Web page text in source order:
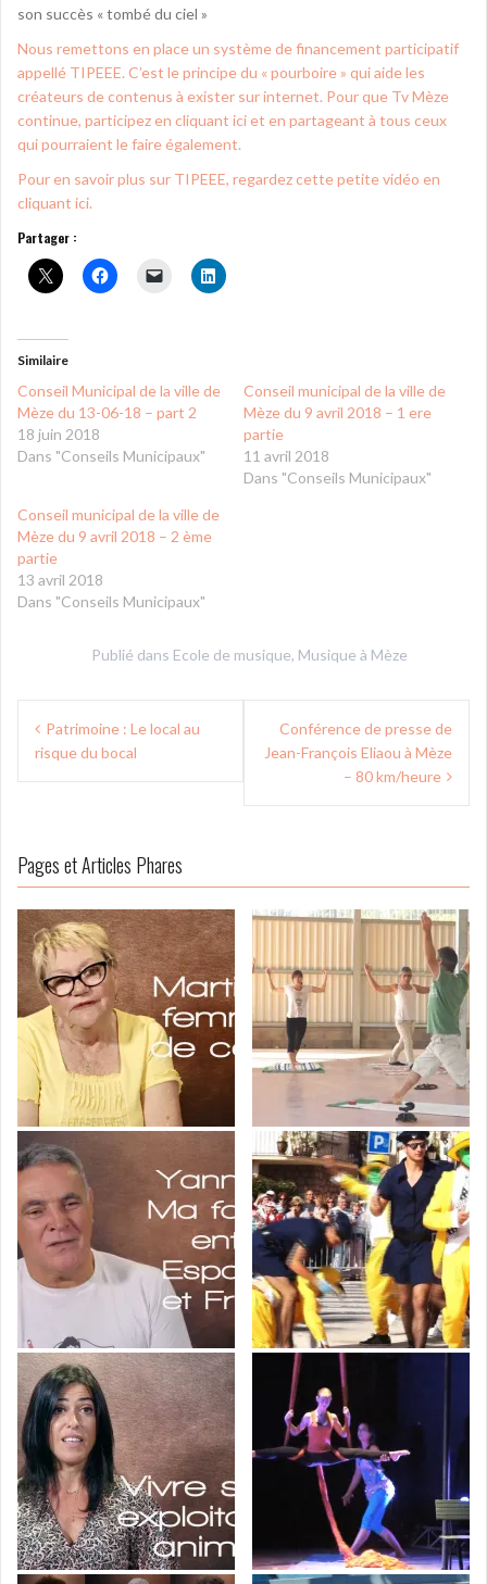
son succès « tombé du ciel »
Nous remettons en place un système de financement participatif
appellé TIPEEE. C’est le principe du « pourboire » qui aide les
créateurs de contenus à exister sur internet. Pour que Tv Mèze
continue, participez en cliquant ici et en partageant à tous ceux
qui pourraient le faire également.
Pour en savoir plus sur TIPEEE, regardez cette petite vidéo en
cliquant ici.
Partager :
Similaire
Conseil Municipal de la ville de
Mèze du 13-06-18 – part 2
18 juin 2018
Dans "Conseils Municipaux"
Conseil municipal de la ville de
Mèze du 9 avril 2018 – 1 ere
partie
11 avril 2018
Dans "Conseils Municipaux"
Conseil municipal de la ville de
Mèze du 9 avril 2018 – 2 ème
partie
13 avril 2018
Dans "Conseils Municipaux"
Publié dans Ecole de musique, Musique à Mèze
Navigation
de Patrimoine : Le local au
risque du bocal
Conférence de presse de
Jean-François Eliaou à Mèze
– 80 km/heure
Pages et Articles Phares